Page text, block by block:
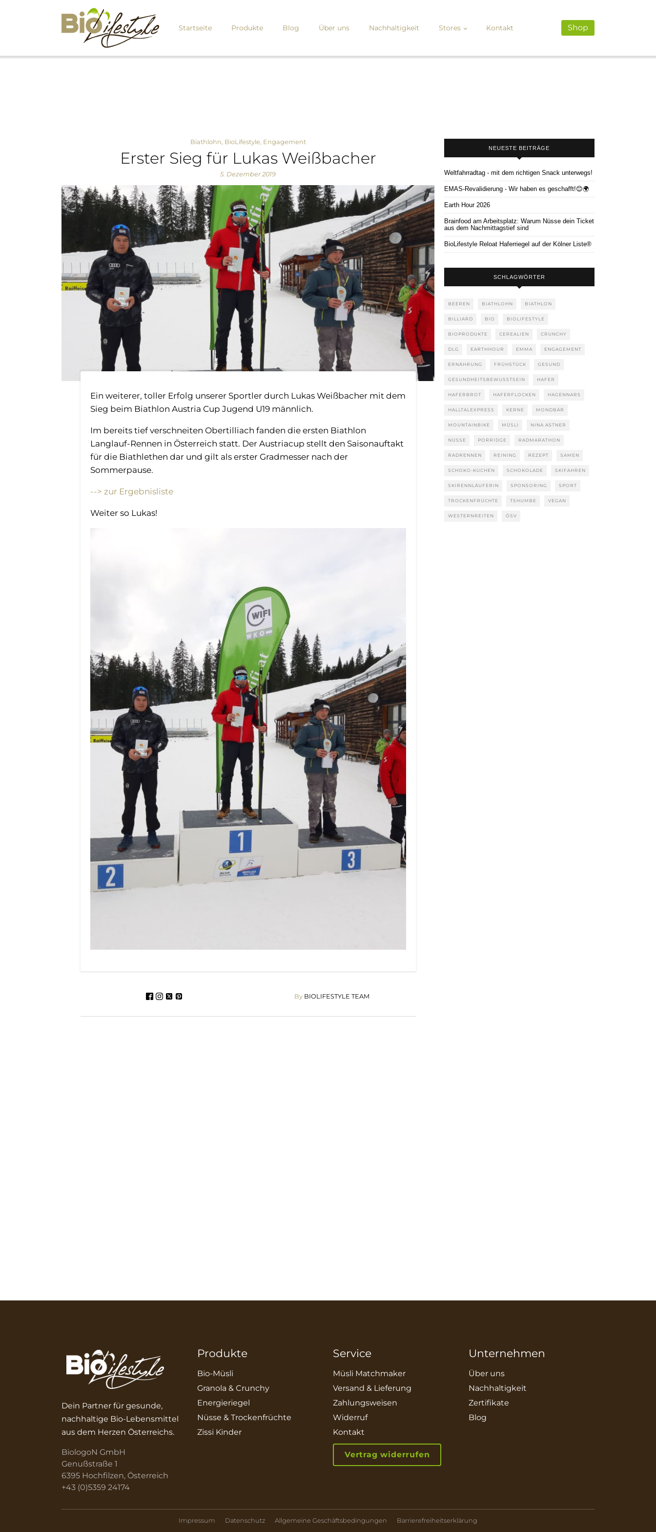
Startseite Produkte Blog Über uns Nachhaltigkeit Stores Kontakt Shop
Biathlohn, BioLifestyle, Engagement
Erster Sieg für Lukas Weißbacher
5. Dezember 2019
Ein weiterer, toller Erfolg unserer Sportler durch Lukas Weißbacher mit dem
Sieg beim Biathlon Austria Cup Jugend U19 männlich.
Im bereits tief verschneiten Obertilliach fanden die ersten Biathlon
Langlauf-Rennen in Österreich statt. Der Austriacup stellt den Saisonauftakt
für die Biathlethen dar und gilt als erster Gradmesser nach der
Sommerpause.
--> zur Ergebnisliste
Weiter so Lukas!
By BIOLIFESTYLE TEAM
NEUESTE BEITRÄGE
Weltfahrradtag - mit dem richtigen Snack unterwegs!
EMAS-Revalidierung - Wir haben es geschafft!😊🌍
Earth Hour 2026
Brainfood am Arbeitsplatz: Warum Nüsse dein Ticket
aus dem Nachmittagstief sind
BioLifestyle Reloat Haferriegel auf der Kölner Liste®
SCHLAGWÖRTER
BEEREN BIATHLOHN BIATHLON
BILLIARD BIO BIOLIFESTYLE
BIOPRODUKTE CEREALIEN CRUNCHY
DLG EARTHHOUR EMMA ENGAGEMENT
ERNÄHRUNG FRÜHSTÜCK GESUND
GESUNDHEITSBEWUSSTSEIN HAFER
HAFERBROT HAFERFLOCKEN HAGENNARS
HALLTALEXPRESS KERNE MONDBÄR
MOUNTAINBIKE MÜSLI NINA ASTNER
NÜSSE PORRIDGE RADMARATHON
RADRENNEN REINING REZEPT SAMEN
SCHOKO-KUCHEN SCHOKOLADE SKIFAHREN
SKIRENNLÄUFERIN SPONSORING SPORT
TROCKENFRÜCHTE TSHUMBE VEGAN
WESTERNREITEN ÖSV
Dein Partner für gesunde,
nachhaltige Bio-Lebensmittel
aus dem Herzen Österreichs.
BiologoN GmbH
Genußstraße 1
6395 Hochfilzen, Österreich
+43 (0)5359 24174
Produkte
Bio-Müsli
Granola & Crunchy
Energieriegel
Nüsse & Trockenfrüchte
Zissi Kinder
Service
Müsli Matchmaker
Versand & Lieferung
Zahlungsweisen
Widerruf
Kontakt
Vertrag widerrufen
Unternehmen
Über uns
Nachhaltigkeit
Zertifikate
Blog
Impressum Datenschutz Allgemeine Geschäftsbedingungen
Barrierefreiheitserklärung